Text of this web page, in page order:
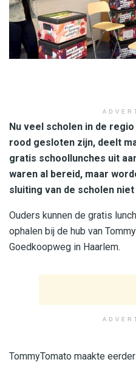
Nu veel scholen in de
rood gesloten zijn, deelt
gratis schoollunches uit
waren al bereid, maar
sluiting van de scholen
Ouders kunnen de gratis
ophalen bij de hub van
Goedkoopweg in Haarlem.
TommyTomato maakte